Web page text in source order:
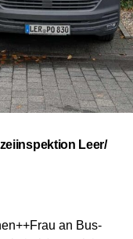
Leer/
an Bus­